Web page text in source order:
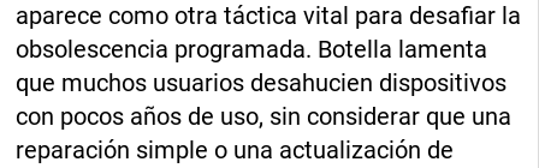
aparece como otra táctica vital para desafiar la
obsolescencia programada. Botella lamenta
que muchos usuarios desahucien dispositivos
con pocos años de uso, sin considerar que una
reparación simple o una actualización de